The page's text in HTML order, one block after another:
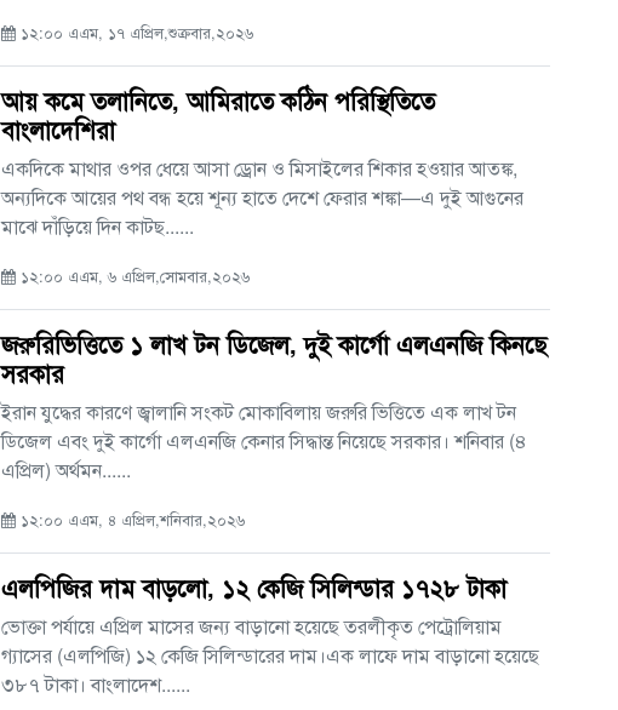
১২:০০ এএম, ১৭ এপ্রিল,শুক্রবার,২০২৬
আয় কমে তলানিতে, আমিরাতে কঠিন পরিস্থিতিতে
বাংলাদেশিরা
একদিকে মাথার ওপর ধেয়ে আসা ড্রোন ও মিসাইলের শিকার হওয়ার আতঙ্ক,
অন্যদিকে আয়ের পথ বন্ধ হয়ে শূন্য হাতে দেশে ফেরার শঙ্কা—এ দুই আগুনের
মাঝে দাঁড়িয়ে দিন কাটছ......
১২:০০ এএম, ৬ এপ্রিল,সোমবার,২০২৬
জরুরিভিত্তিতে ১ লাখ টন ডিজেল, দুই কার্গো এলএনজি কিনছে
সরকার
ইরান যুদ্ধের কারণে জ্বালানি সংকট মোকাবিলায় জরুরি ভিত্তিতে এক লাখ টন
ডিজেল এবং দুই কার্গো এলএনজি কেনার সিদ্ধান্ত নিয়েছে সরকার। শনিবার (৪
এপ্রিল) অর্থমন......
১২:০০ এএম, ৪ এপ্রিল,শনিবার,২০২৬
এলপিজির দাম বাড়লো, ১২ কেজি সিলিন্ডার ১৭২৮ টাকা
ভোক্তা পর্যায়ে এপ্রিল মাসের জন্য বাড়ানো হয়েছে তরলীকৃত পেট্রোলিয়াম
গ্যাসের (এলপিজি) ১২ কেজি সিলিন্ডারের দাম।এক লাফে দাম বাড়ানো হয়েছে
৩৮৭ টাকা। বাংলাদেশ......